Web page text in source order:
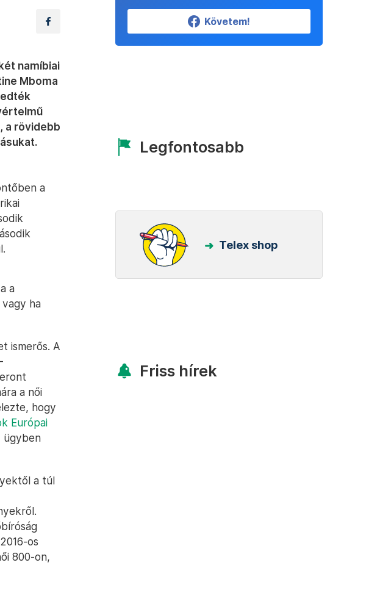
namíbiai
Mboma
a rövidebb
a
a
ha
ismerős. A
a női
hogy
Európai
ügyben
a túl
os
800-on,
Követem!
Legfontosabb
Telex shop
Friss hírek